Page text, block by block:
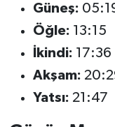
Güneş:
Öğle: 13:15
İkindi: 17:36
Akşam:
Yatsı: 21:47